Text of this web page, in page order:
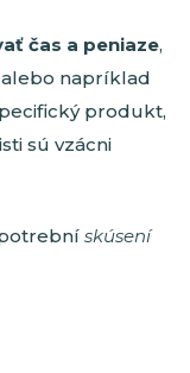
čas a peniaze,
napríklad
produkt,
sú vzácni
skúsení